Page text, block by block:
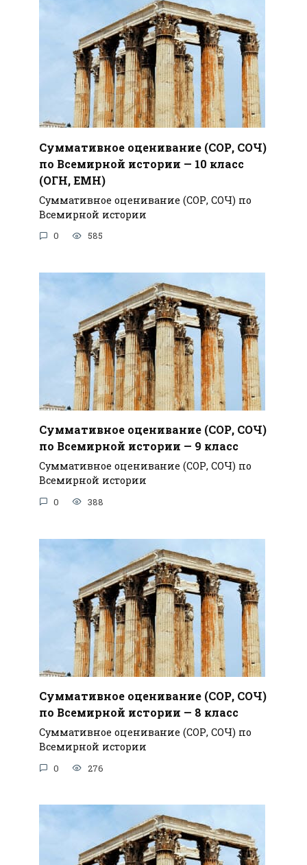
Суммативное оценивание (СОР, СОЧ)
по Всемирной истории — 10 класс
(ОГН, ЕМН)
Суммативное оценивание (СОР, СОЧ) по
Всемирной истории
0 585
Суммативное оценивание (СОР, СОЧ)
по Всемирной истории — 9 класс
Суммативное оценивание (СОР, СОЧ) по
Всемирной истории
0 388
Суммативное оценивание (СОР, СОЧ)
по Всемирной истории — 8 класс
Суммативное оценивание (СОР, СОЧ) по
Всемирной истории
0 276